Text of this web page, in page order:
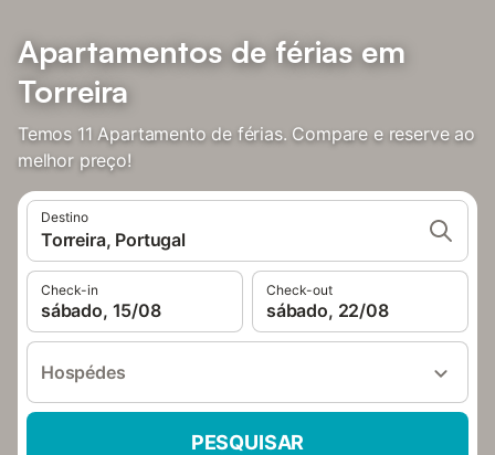
Apartamentos de férias em
Torreira
Temos 11 Apartamento de férias. Compare e reserve ao
melhor preço!
Destino
Torreira, Portugal
Check-in
sábado, 15/08
Check-out
sábado, 22/08
Hospédes
PESQUISAR